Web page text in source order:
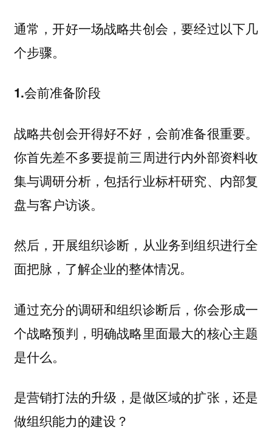
通常，开好一场战略共创会，要经过以下几
个步骤。
1.会前准备阶段
战略共创会开得好不好，会前准备很重要。
你首先差不多要提前三周进行内外部资料收
集与调研分析，包括行业标杆研究、内部复
盘与客户访谈。
然后，开展组织诊断，从业务到组织进行全
面把脉，了解企业的整体情况。
通过充分的调研和组织诊断后，你会形成一
个战略预判，明确战略里面最大的核心主题
是什么。
是营销打法的升级，是做区域的扩张，还是
做组织能力的建设？